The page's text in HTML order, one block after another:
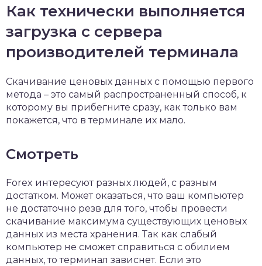
Как технически выполняется
загрузка с сервера
производителей терминала
Скачивание ценовых данных с помощью первого
метода – это самый распространенный способ, к
которому вы прибегните сразу, как только вам
покажется, что в терминале их мало.
Смотреть
Forex интересуют разных людей, с разным
достатком. Может оказаться, что ваш компьютер
не достаточно резв для того, чтобы провести
скачивание максимума существующих ценовых
данных из места хранения. Так как слабый
компьютер не сможет справиться с обилием
данных, то терминал зависнет. Если это